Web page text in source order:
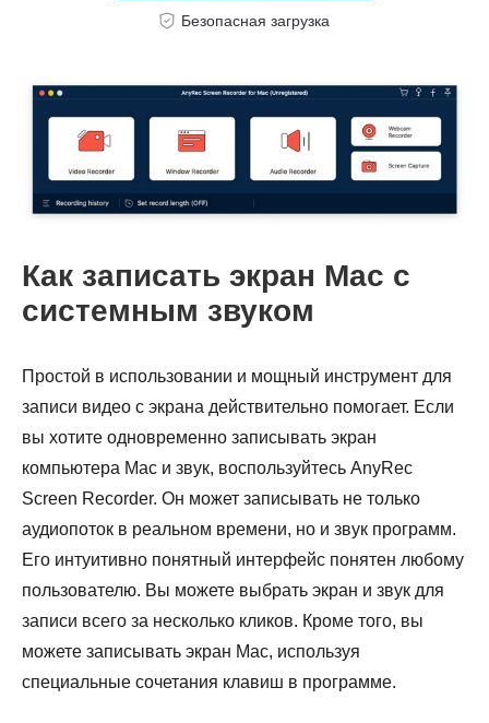
Безопасная загрузка
Как записать экран Mac с
системным звуком
Простой в использовании и мощный инструмент для
записи видео с экрана действительно помогает. Если
вы хотите одновременно записывать экран
компьютера Mac и звук, воспользуйтесь AnyRec
Screen Recorder. Он может записывать не только
аудиопоток в реальном времени, но и звук программ.
Его интуитивно понятный интерфейс понятен любому
пользователю. Вы можете выбрать экран и звук для
записи всего за несколько кликов. Кроме того, вы
можете записывать экран Mac, используя
специальные сочетания клавиш в программе.